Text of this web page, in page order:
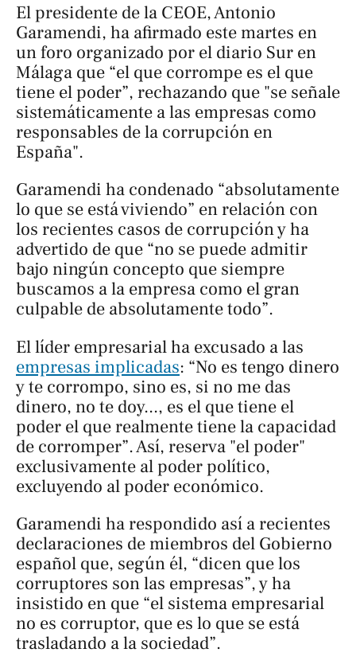
El presidente de la CEOE, Antonio
Garamendi, ha afirmado este martes en
un foro organizado por el diario Sur en
Málaga que “el que corrompe es el que
tiene el poder”, rechazando que "se señale
sistemáticamente a las empresas como
responsables de la corrupción en
España".
Garamendi ha condenado “absolutamente
lo que se está viviendo” en relación con
los recientes casos de corrupción y ha
advertido de que “no se puede admitir
bajo ningún concepto que siempre
buscamos a la empresa como el gran
culpable de absolutamente todo”.
El líder empresarial ha excusado a las
empresas implicadas: “No es tengo dinero
y te corrompo, sino es, si no me das
dinero, no te doy..., es el que tiene el
poder el que realmente tiene la capacidad
de corromper”. Así, reserva "el poder"
exclusivamente al poder político,
excluyendo al poder económico.
Garamendi ha respondido así a recientes
declaraciones de miembros del Gobierno
español que, según él, “dicen que los
corruptores son las empresas”, y ha
insistido en que “el sistema empresarial
no es corruptor, que es lo que se está
trasladando a la sociedad”.